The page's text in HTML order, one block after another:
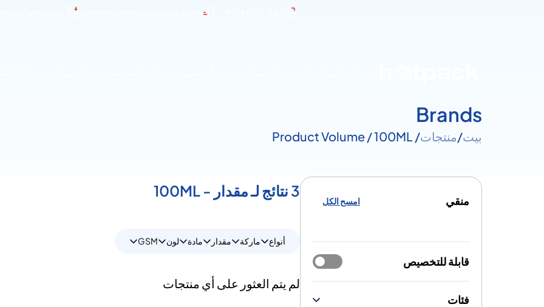
Brands
بيت/منتجات/ Product Volume / 100ML
منقي امسح الكل
قابلة للتخصيص
فئات
3 نتائج لـ مقدار - 100ML
أنواع ماركة مقدار مادة لون GSM
لم يتم العثور على أي منتجات